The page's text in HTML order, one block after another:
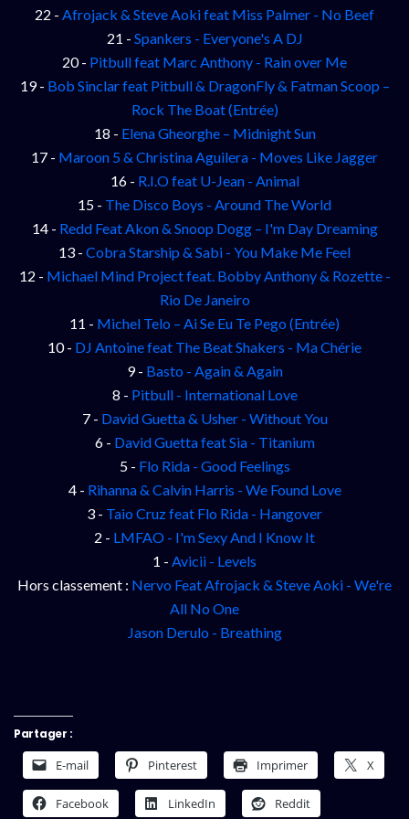
22 - Afrojack & Steve Aoki feat Miss Palmer - No Beef
21 - Spankers - Everyone's A DJ
20 - Pitbull feat Marc Anthony - Rain over Me
19 - Bob Sinclar feat Pitbull & DragonFly & Fatman Scoop –
Rock The Boat (Entrée)
18 - Elena Gheorghe – Midnight Sun
17 - Maroon 5 & Christina Aguilera - Moves Like Jagger
16 - R.I.O feat U-Jean - Animal
15 - The Disco Boys - Around The World
14 - Redd Feat Akon & Snoop Dogg – I'm Day Dreaming
13 - Cobra Starship & Sabi - You Make Me Feel
12 - Michael Mind Project feat. Bobby Anthony & Rozette -
Rio De Janeiro
11 - Michel Telo – Ai Se Eu Te Pego (Entrée)
10 - DJ Antoine feat The Beat Shakers - Ma Chérie
9 - Basto - Again & Again
8 - Pitbull - International Love
7 - David Guetta & Usher - Without You
6 - David Guetta feat Sia - Titanium
5 - Flo Rida - Good Feelings
4 - Rihanna & Calvin Harris - We Found Love
3 - Taio Cruz feat Flo Rida - Hangover
2 - LMFAO - I'm Sexy And I Know It
1 - Avicii - Levels
Hors classement : Nervo Feat Afrojack & Steve Aoki - We're
All No One
Jason Derulo - Breathing
Partager :
E-mail Pinterest Imprimer X
Facebook LinkedIn Reddit